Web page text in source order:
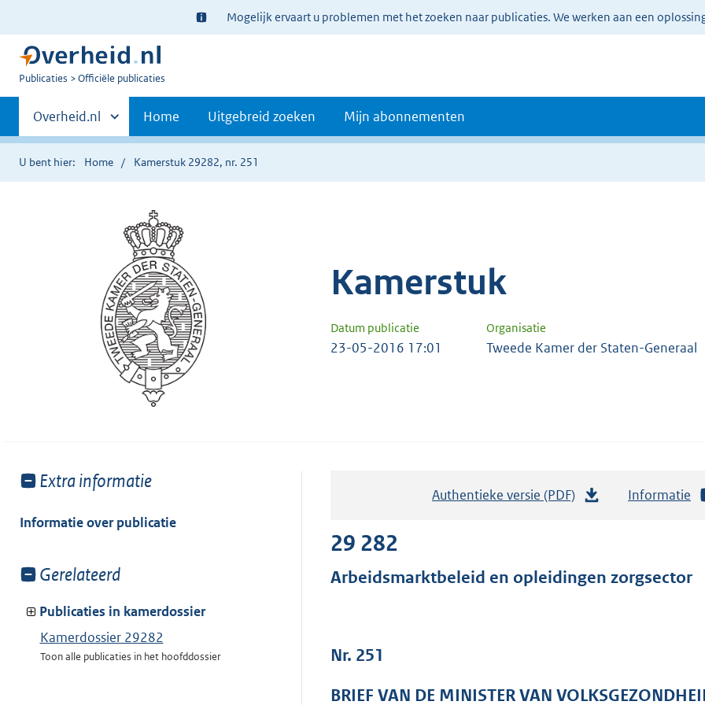
Ter
informatie:
Mogelijk ervaart u problemen met het zoeken naar publicaties. We werken aan een
U
Publicaties Officiële publicaties
Primaire
navigatie
Andere
sites
binnen
Overheid.nl Home Uitgebreid zoeken Mijn abonnementen
U bent hier: Home Kamerstuk 29282, nr. 251
Kamerstuk
Datum publicatie Organisatie
23-05-2016 17:01 Tweede Kamer der Staten-Generaal
Toon
van:
Extra informatie
Informatie over publicatie
Toon
van:
Gerelateerd
Publicaties in kamerdossier
Kamerdossier 29282
Toon alle publicaties in het hoofddossier
Authentieke versie (PDF)
a
r
Informatie
29 282
Arbeidsmarktbeleid en opleidingen zorgsector
Nr. 251
BRIEF VAN DE MINISTER VAN